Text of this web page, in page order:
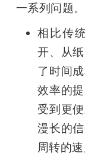
一系列问题。
相比传
开、从
了时间
效率的
受到更
漫长的
周转的速